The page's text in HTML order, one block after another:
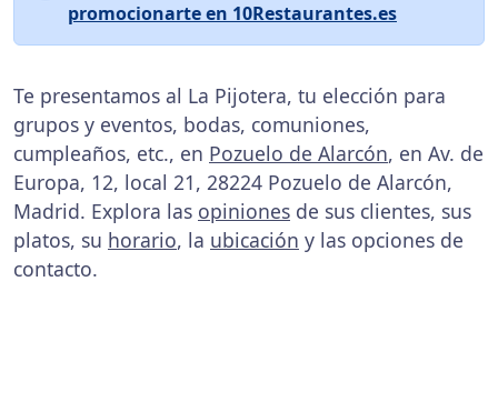
promocionarte en 10Restaurantes.es
Te presentamos al La Pijotera, tu elección para
grupos y eventos, bodas, comuniones,
cumpleaños, etc., en Pozuelo de Alarcón, en Av. de
Europa, 12, local 21, 28224 Pozuelo de Alarcón,
Madrid. Explora las opiniones de sus clientes, sus
platos, su horario, la ubicación y las opciones de
contacto.